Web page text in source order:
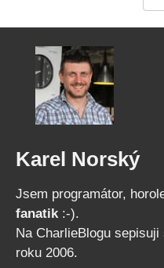
Karel Norský
Jsem programátor,
fanatik:-).
Na CharlieBlogu
roku 2006.